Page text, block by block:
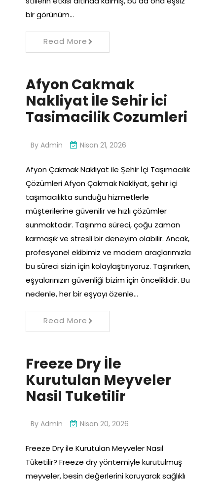
bir görünüm…
Read More
Afyon Cakmak
Nakliyat İle Sehir İci
Tasimacilik Cozumleri
By Admin Nisan 21, 2026
Afyon Çakmak Nakliyat ile Şehir İçi Taşımacılık
Çözümleri Afyon Çakmak Nakliyat, şehir içi
taşımacılıkta sunduğu hizmetlerle
müşterilerine güvenilir ve hızlı çözümler
sunmaktadır. Taşınma süreci, çoğu zaman
karmaşık ve stresli bir deneyim olabilir. Ancak,
profesyonel ekibimiz ve modern araçlarımızla
bu süreci sizin için kolaylaştırıyoruz. Taşınırken,
eşyalarınızın güvenliği bizim için önceliklidir. Bu
nedenle, her bir eşyayı özenle…
Read More
Freeze Dry İle
Kurutulan Meyveler
Nasil Tuketilir
By Admin Nisan 20, 2026
Freeze Dry ile Kurutulan Meyveler Nasıl
Tüketilir? Freeze dry yöntemiyle kurutulmuş
meyveler, besin değerlerini koruyarak sağlıklı